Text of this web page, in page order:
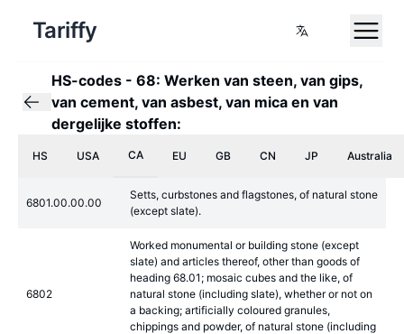
Tariffy
HS-codes - 68: Werken van steen, van gips,
van cement, van asbest, van mica en van
dergelijke stoffen:
HS USA CA EU GB CN JP Australia
6801.00.00.00
Setts, curbstones and flagstones, of natural stone
(except slate).
6802
Worked monumental or building stone (except
slate) and articles thereof, other than goods of
heading 68.01; mosaic cubes and the like, of
natural stone (including slate), whether or not on
a backing; artificially coloured granules,
chippings and powder, of natural stone (including